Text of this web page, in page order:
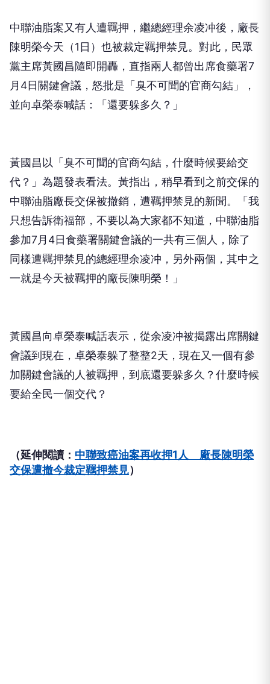
中聯油脂案又有人遭羈押，繼總經理余凌冲後，廠長
陳明榮今天（1日）也被裁定羈押禁見。對此，民眾
黨主席黃國昌隨即開轟，直指兩人都曾出席食藥署7
月4日關鍵會議，怒批是「臭不可聞的官商勾結」，
並向卓榮泰喊話：「還要躲多久？」
黃國昌以「臭不可聞的官商勾結，什麼時候要給交
代？」為題發表看法。黃指出，稍早看到之前交保的
中聯油脂廠長交保被撤銷，遭羈押禁見的新聞。「我
只想告訴衛福部，不要以為大家都不知道，中聯油脂
參加7月4日食藥署關鍵會議的一共有三個人，除了
同樣遭羈押禁見的總經理余凌冲，另外兩個，其中之
一就是今天被羈押的廠長陳明榮！」
黃國昌向卓榮泰喊話表示，從余凌冲被揭露出席關鍵
會議到現在，卓榮泰躲了整整2天，現在又一個有參
加關鍵會議的人被羈押，到底還要躲多久？什麼時候
要給全民一個交代？
（延伸閱讀： 中聯致癌油案再收押1人 廠長陳明榮
交保遭撤今裁定羈押禁見）